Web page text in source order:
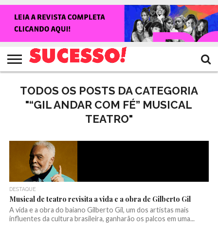
NOTÍCIAS
SHOWS
ENTREVISTAS
CLIQUES
RANKING
CROWLEY
TV
SUCESSO!
REVISTA
SUCESSO!
TODOS OS POSTS DA CATEGORIA
"“GIL ANDAR COM FÉ” MUSICAL
TEATRO"
DESTAQUE
Musical de teatro revisita a vida e a obra de Gilberto Gil
A vida e a obra do baiano Gilberto Gil, um dos artistas mais
influentes da cultura brasileira, ganharão os palcos em uma...